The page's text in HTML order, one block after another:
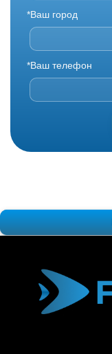
*Ваш город
*Ваш телефон